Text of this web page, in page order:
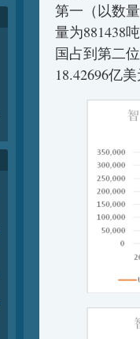
第一（以数
量为881438
国占到第二
18.42696亿